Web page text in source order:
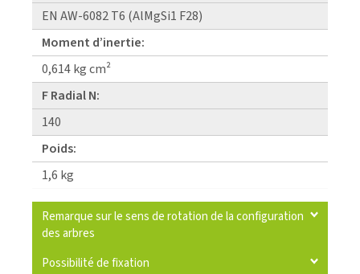
EN AW-6082 T6 (AlMgSi1 F28)
Moment d’inertie:
0,614 kg cm²
F Radial N:
140
Poids:
1,6 kg
Remarque sur le sens de rotation de la configuration
des arbres
Possibilité de fixation